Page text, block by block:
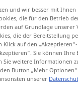
und wir besser mit Ihnen
die für den Betrieb
auf Grundlage unserer
die der Bereitstellung
auf den
Sie können Ihre
weitere Informationen
Button „Mehr Optionen“.
unserer